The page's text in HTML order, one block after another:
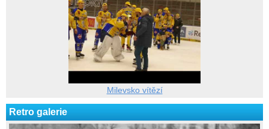
Milevsko vítězí
Retro galerie